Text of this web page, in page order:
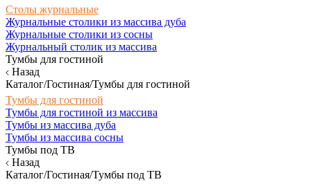
Столы журнальные
Журнальные столики из массива дуба
Журнальные столики из сосны
Журнальный столик из массива
Тумбы для гостиной
Назад
Каталог/Гостиная/Тумбы для гостиной
Тумбы для гостиной
Тумбы для гостиной из массива
Тумбы из массива дуба
Тумбы из массива сосны
Тумбы под ТВ
Назад
Каталог/Гостиная/Тумбы под ТВ